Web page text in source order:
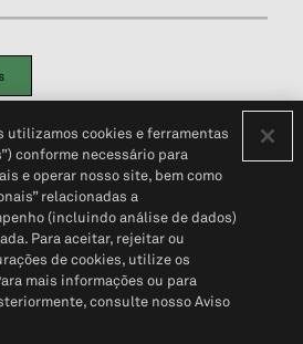
de privacidade do cliente (em inglês)
Pessoais© 2026 S&P Global
utilizamos cookies e ferramentas
conforme necessário para
e operar nosso site, bem como
relacionadas a
(incluindo análise de dados)
Para aceitar, rejeitar ou
de cookies, utilize os
mais informações ou para
consulte nosso Aviso